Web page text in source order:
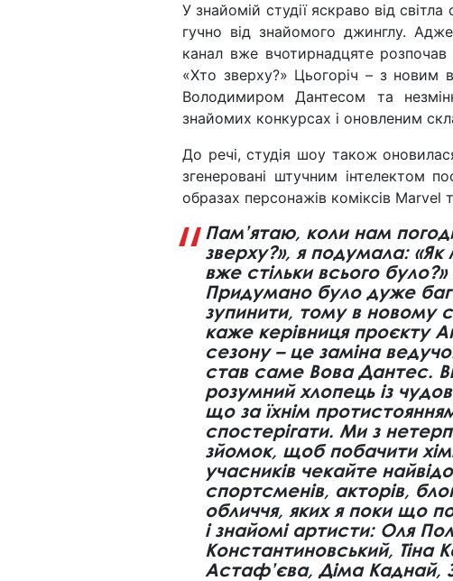
У знайомій студії яскраво від світла
гучно від знайомого джинглу.
канал вже вчотирнадцяте
«Хто зверху?» Цьогоріч – з новим
Володимиром Дантесом та
знайомих конкурсах і оновленим
До речі, студія шоу також
згенеровані штучним інтелектом
образах персонажів коміксів Marvel
Пам’ятаю, коли нам
зверху?», я подумала:
вже стільки всього
Придумано було дуже
зупинити, тому в новому
каже керівниця проєкту
сезону – це заміна
став саме Вова Дантес.
розумний хлопець із
що за їхнім
спостерігати. Ми з
зйомок, щоб побачити
учасників чекайте
спортсменів, акторів,
обличчя, яких я поки що
і знайомі артисти: Оля
Константиновський, Тіна
Астаф’єва, Діма Каднай,